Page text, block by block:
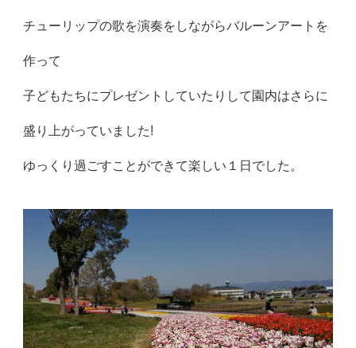
チューリップの歌を演奏をしながらバルーンアートを
作って
子どもたちにプレゼントしていたりして園内はさらに
盛り上がっていました!
ゆっくり過ごすことができて楽しい１日でした。